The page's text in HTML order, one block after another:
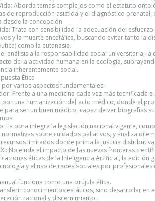
Aborda temas complejos como el estatuto
de reproducción asistida y el diagnóstico
desde la concepción
Trata con sensibilidad la adecuación del
y la muerte encefálica, buscando evitar tanto la
como la eutanasia.
el análisis a la responsabilidad social universitaria,
de la actividad humana en la ecología,
inherentemente social.
Ética
por varios aspectos fundamentales:
Frente a una medicina cada vez más tecnificada
por una humanización del acto médico, donde el
para ser un buen médico, capaz de ver biografías
La obra integra la legislación nacional vigente,
sobre cuidados paliativos, y analiza
limitados donde prima la justicia
No elude el impacto de las nuevas fronteras
éticas de la Inteligencia Artificial, la edición
y el uso de redes sociales por profesionales
funciona como una brújula ética.
conocimientos estáticos, sino desarrollar en
racional y discernimiento.